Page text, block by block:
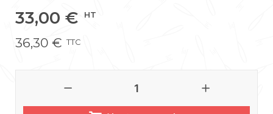
33,00 € HT
36,30 € TTC